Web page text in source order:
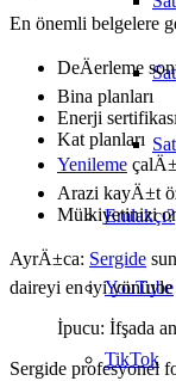
Emlakçı?
YouTube
TikTok
En önemli belgelere
DeÄerleme
Bina planları
Enerji sertifikası
Kat planları
Yenileme
Arazi kayÄ±t
Mülkiyetinizi
AyrÄ±ca: Sergide
daireyi en iyi
İpucu: İfşada
Sergide profesyonel